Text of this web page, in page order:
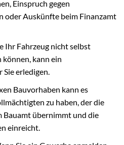
Einspruch gegen
oder Auskünfte beim Finanzamt
Ihr Fahrzeug nicht selbst
können, kann ein
erledigen.
Bauvorhaben kann es
zu haben, der die
übernimmt und die
einreicht.